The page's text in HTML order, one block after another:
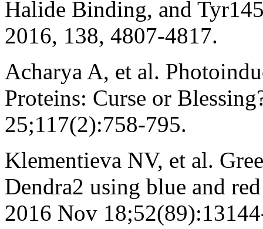
Halide Binding, and
2016, 138, 4807-4817.
Acharya A, et al.
Proteins: Curse or
25;117(2):758-795.
Klementieva NV, et al.
Dendra2 using blue and
2016 Nov